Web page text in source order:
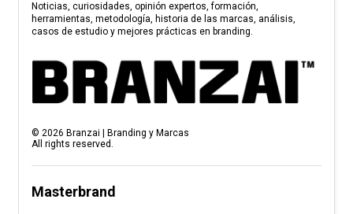
Noticias, curiosidades, opinión expertos, formación,
herramientas, metodología, historia de las marcas, análisis,
casos de estudio y mejores prácticas en branding.
© 2026 Branzai | Branding y Marcas
All rights reserved.
Masterbrand